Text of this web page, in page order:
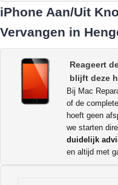
iPhone Aan/Uit
Vervangen in
Reageert
blijft deze
Bij Mac
of de
hoeft geen
we starten
duidelijk
en altijd met